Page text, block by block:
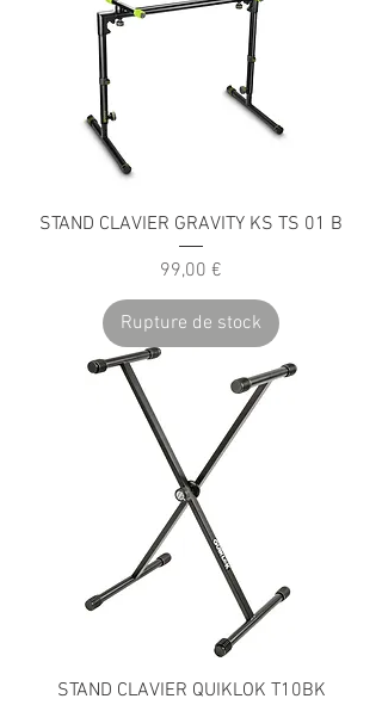
STAND CLAVIER GRAVITY KS TS 01 B
Prix
99,00 €
Rupture de stock
STAND CLAVIER QUIKLOK T10BK